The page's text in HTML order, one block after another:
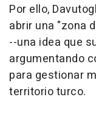
Por ello,
abrir una "zona
--una idea que
argumentando
para gestionar
territorio turco.